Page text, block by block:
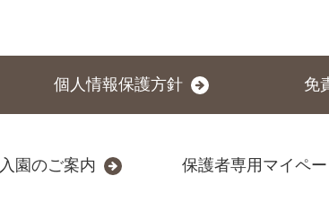
個人情報保護方針 免
入園のご案内 保護者専用マイペ